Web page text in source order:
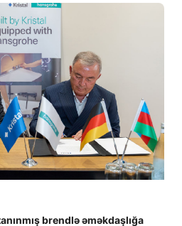
brendlə əməkdaşlığa